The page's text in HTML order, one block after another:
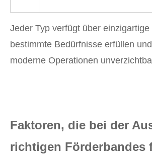
Jeder Typ verfügt über
bestimmte Bedürfnisse erfüllen
moderne Operationen
Faktoren, die bei der
richtigen Förderbandes